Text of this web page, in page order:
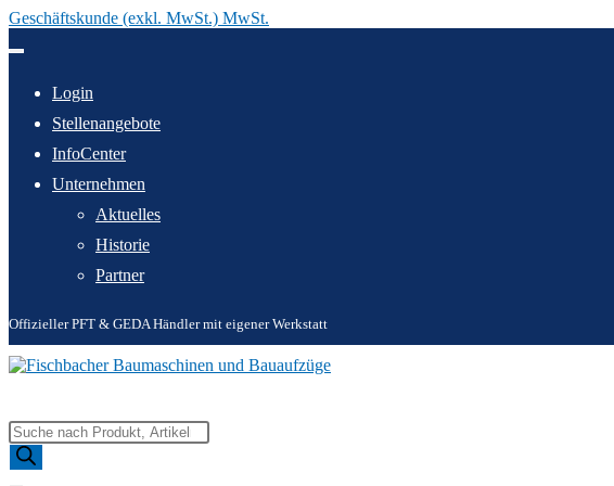
Geschäftskunde (exkl. MwSt.) MwSt.
Inhalt
Login
Stellenangebote
InfoCenter
Unternehmen
Aktuelles
Historie
Partner
Offizieller PFT & GEDA Händler mit eigener Werkstatt
Products
search